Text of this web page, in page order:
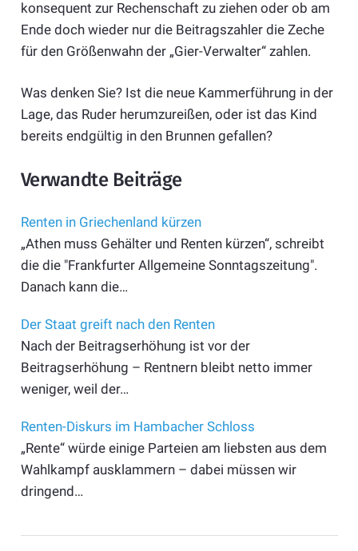
konsequent zur Rechenschaft zu ziehen oder ob am
Ende doch wieder nur die Beitragszahler die Zeche
für den Größenwahn der „Gier-Verwalter“ zahlen.
Was denken Sie? Ist die neue Kammerführung in der
Lage, das Ruder herumzureißen, oder ist das Kind
bereits endgültig in den Brunnen gefallen?
Verwandte Beiträge
Renten in Griechenland kürzen
„Athen muss Gehälter und Renten kürzen“, schreibt
die die "Frankfurter Allgemeine Sonntagszeitung".
Danach kann die…
Der Staat greift nach den Renten
Nach der Beitragserhöhung ist vor der
Beitragserhöhung – Rentnern bleibt netto immer
weniger, weil der…
Renten-Diskurs im Hambacher Schloss
„Rente“ würde einige Parteien am liebsten aus dem
Wahlkampf ausklammern – dabei müssen wir
dringend…